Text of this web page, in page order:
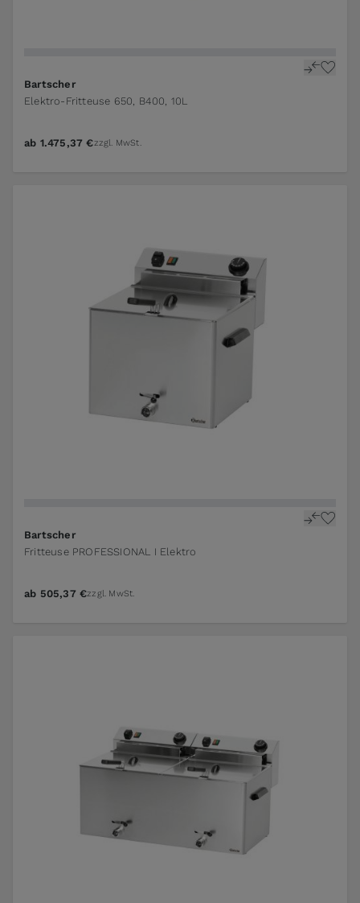
Bartscher
Elektro-Fritteuse 650, B400, 10L
ab 1.475,37 €zzgl. MwSt.
Bartscher
Fritteuse PROFESSIONAL I Elektro
ab 505,37 €zzgl. MwSt.